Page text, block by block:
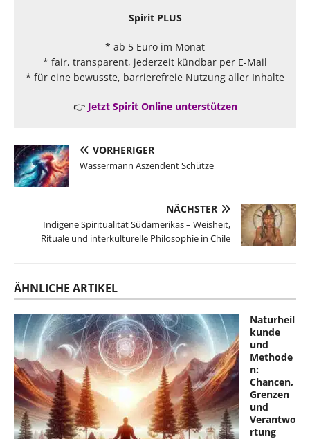
Spirit PLUS
* ab 5 Euro im Monat
* fair, transparent, jederzeit kündbar per E-Mail
* für eine bewusste, barrierefreie Nutzung aller Inhalte
👉 Jetzt Spirit Online unterstützen
VORHERIGER
Wassermann Aszendent Schütze
NÄCHSTER
Indigene Spiritualität Südamerikas – Weisheit,
Rituale und interkulturelle Philosophie in Chile
ÄHNLICHE ARTIKEL
Naturheil
kunde
und
Methode
n:
Chancen,
Grenzen
und
Verantwo
rtung